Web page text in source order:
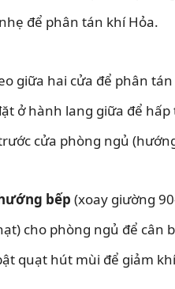
để phân tán khí Hỏa.
giữa hai cửa để phân
ở hành lang giữa để
cửa phòng ngủ
bếp (xoay giường
cho phòng ngủ để cân
quạt hút mùi để giảm